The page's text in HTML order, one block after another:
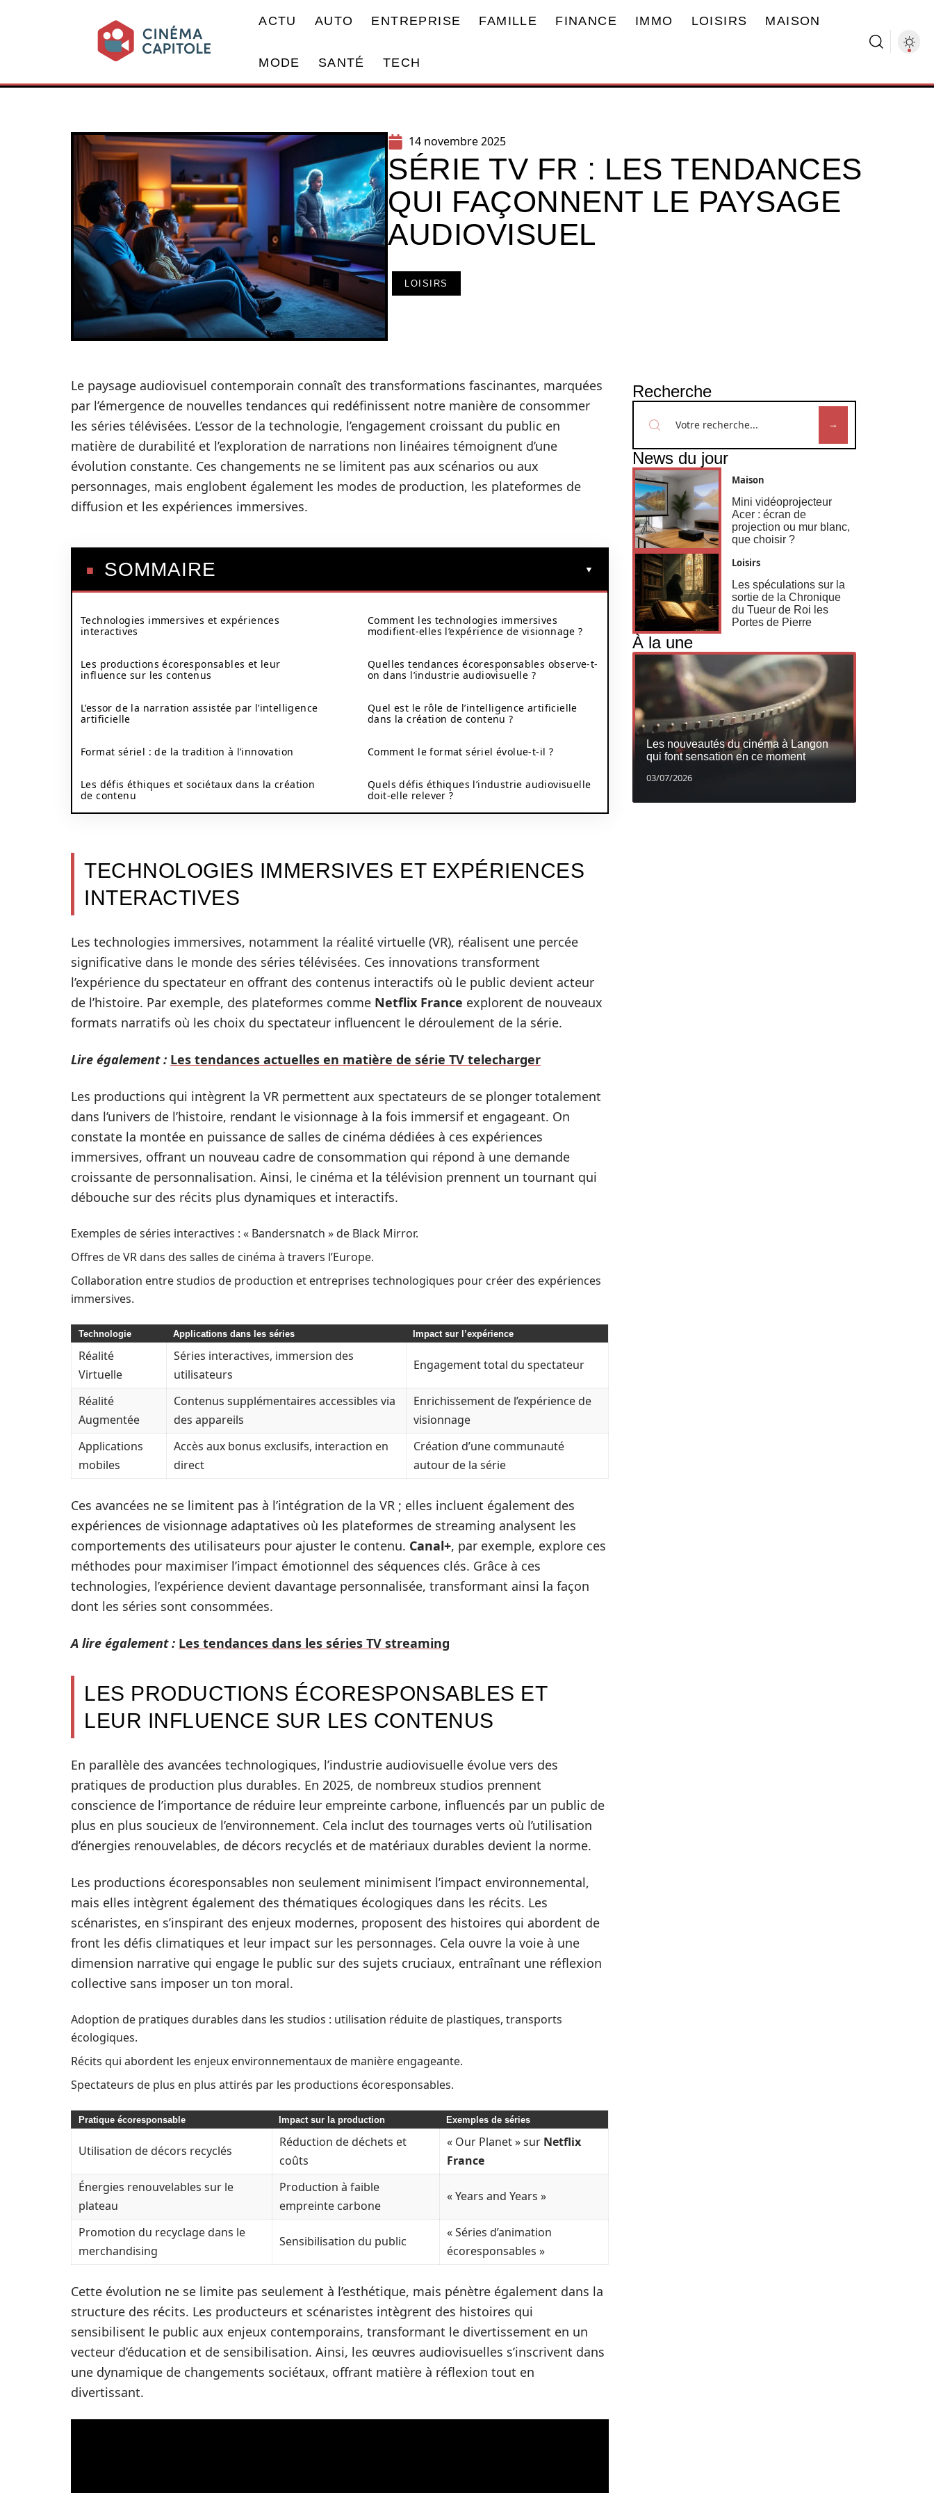
ACTU AUTO ENTREPRISE FAMILLE FINANCE IMMO LOISIRS MAISON
MODE SANTÉ TECH
14 novembre 2025
SÉRIE TV FR : LES TENDANCES
QUI FAÇONNENT LE PAYSAGE
AUDIOVISUEL
LOISIRS
Le paysage audiovisuel contemporain connaît des transformations fascinantes, marquées
par l’émergence de nouvelles tendances qui redéfinissent notre manière de consommer
les séries télévisées. L’essor de la technologie, l’engagement croissant du public en
matière de durabilité et l’exploration de narrations non linéaires témoignent d’une
évolution constante. Ces changements ne se limitent pas aux scénarios ou aux
personnages, mais englobent également les modes de production, les plateformes de
diffusion et les expériences immersives.
SOMMAIRE
Technologies immersives et expériences
interactives
Les productions écoresponsables et leur
influence sur les contenus
L’essor de la narration assistée par l’intelligence
artificielle
Format sériel : de la tradition à l’innovation
Les défis éthiques et sociétaux dans la création
de contenu
Comment les technologies immersives
modifient-elles l’expérience de visionnage ?
Quelles tendances écoresponsables observe-t-
on dans l’industrie audiovisuelle ?
Quel est le rôle de l’intelligence artificielle
dans la création de contenu ?
Comment le format sériel évolue-t-il ?
Quels défis éthiques l’industrie audiovisuelle
doit-elle relever ?
TECHNOLOGIES IMMERSIVES ET EXPÉRIENCES
INTERACTIVES
Les technologies immersives, notamment la réalité virtuelle (VR), réalisent une percée
significative dans le monde des séries télévisées. Ces innovations transforment
l’expérience du spectateur en offrant des contenus interactifs où le public devient acteur
de l’histoire. Par exemple, des plateformes comme Netflix France explorent de nouveaux
formats narratifs où les choix du spectateur influencent le déroulement de la série.
Lire également : Les tendances actuelles en matière de série TV telecharger
Les productions qui intègrent la VR permettent aux spectateurs de se plonger totalement
dans l’univers de l’histoire, rendant le visionnage à la fois immersif et engageant. On
constate la montée en puissance de salles de cinéma dédiées à ces expériences
immersives, offrant un nouveau cadre de consommation qui répond à une demande
croissante de personnalisation. Ainsi, le cinéma et la télévision prennent un tournant qui
débouche sur des récits plus dynamiques et interactifs.
Exemples de séries interactives : « Bandersnatch » de Black Mirror.
Offres de VR dans des salles de cinéma à travers l’Europe.
Collaboration entre studios de production et entreprises technologiques pour créer des expériences
immersives.
Technologie Applications dans les séries Impact sur l’expérience
Réalité
Virtuelle
Séries interactives, immersion des
utilisateurs
Engagement total du spectateur
Réalité
Augmentée
Contenus supplémentaires accessibles via
des appareils
Enrichissement de l’expérience de
visionnage
Applications
mobiles
Accès aux bonus exclusifs, interaction en
direct
Création d’une communauté
autour de la série
Ces avancées ne se limitent pas à l’intégration de la VR ; elles incluent également des
expériences de visionnage adaptatives où les plateformes de streaming analysent les
comportements des utilisateurs pour ajuster le contenu. Canal+, par exemple, explore ces
méthodes pour maximiser l’impact émotionnel des séquences clés. Grâce à ces
technologies, l’expérience devient davantage personnalisée, transformant ainsi la façon
dont les séries sont consommées.
A lire également : Les tendances dans les séries TV streaming
LES PRODUCTIONS ÉCORESPONSABLES ET
LEUR INFLUENCE SUR LES CONTENUS
En parallèle des avancées technologiques, l’industrie audiovisuelle évolue vers des
pratiques de production plus durables. En 2025, de nombreux studios prennent
conscience de l’importance de réduire leur empreinte carbone, influencés par un public de
plus en plus soucieux de l’environnement. Cela inclut des tournages verts où l’utilisation
d’énergies renouvelables, de décors recyclés et de matériaux durables devient la norme.
Les productions écoresponsables non seulement minimisent l’impact environnemental,
mais elles intègrent également des thématiques écologiques dans les récits. Les
scénaristes, en s’inspirant des enjeux modernes, proposent des histoires qui abordent de
front les défis climatiques et leur impact sur les personnages. Cela ouvre la voie à une
dimension narrative qui engage le public sur des sujets cruciaux, entraînant une réflexion
collective sans imposer un ton moral.
Adoption de pratiques durables dans les studios : utilisation réduite de plastiques, transports
écologiques.
Récits qui abordent les enjeux environnementaux de manière engageante.
Spectateurs de plus en plus attirés par les productions écoresponsables.
Pratique écoresponsable Impact sur la production Exemples de séries
Utilisation de décors recyclés
Réduction de déchets et
coûts
« Our Planet » sur Netflix
France
Énergies renouvelables sur le
plateau
Production à faible
empreinte carbone
« Years and Years »
Promotion du recyclage dans le
merchandising
Sensibilisation du public
« Séries d’animation
écoresponsables »
Cette évolution ne se limite pas seulement à l’esthétique, mais pénètre également dans la
structure des récits. Les producteurs et scénaristes intègrent des histoires qui
sensibilisent le public aux enjeux contemporains, transformant le divertissement en un
vecteur d’éducation et de sensibilisation. Ainsi, les œuvres audiovisuelles s’inscrivent dans
une dynamique de changements sociétaux, offrant matière à réflexion tout en
divertissant.
Recherche
News du jour
Maison
Mini vidéoprojecteur
Acer : écran de
projection ou mur blanc,
que choisir ?
Loisirs
Les spéculations sur la
sortie de la Chronique
du Tueur de Roi les
Portes de Pierre
À la une
Les nouveautés du cinéma à Langon
qui font sensation en ce moment
03/07/2026